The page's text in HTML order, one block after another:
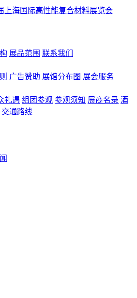
展品范围 联系我们
广告赞助 展馆分布图 展会服务
礼遇 组团参观 参观须知 展商名录 酒
交通路线